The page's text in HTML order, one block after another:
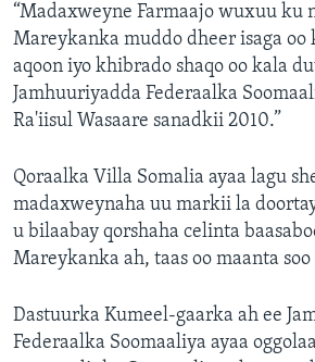
“Madaxweyne Farmaajo wuxuu ku
Mareykanka muddo dheer isaga oo
aqoon iyo khibrado shaqo oo kala
Jamhuuriyadda Federaalka
Ra'iisul Wasaare sanadkii 2010.”
Qoraalka Villa Somalia ayaa lagu
madaxweynaha uu markii la
u bilaabay qorshaha celinta
Mareykanka ah, taas oo maanta soo
Dastuurka Kumeel-gaarka ah ee
Federaalka Soomaaliya ayaa